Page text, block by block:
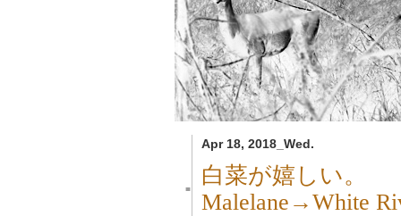
Apr 18, 2018_Wed.
■
白菜が嬉しい。
Malelane→White